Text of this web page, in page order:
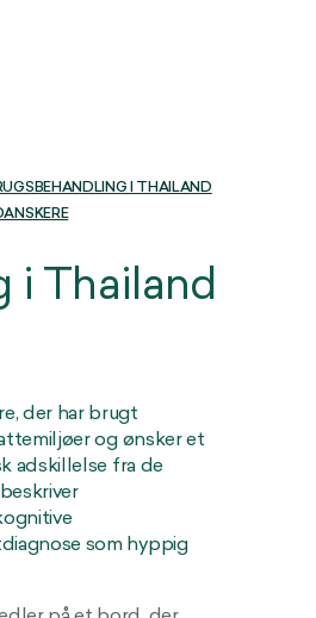
I THAILAND
i Thailand
der har brugt
og ønsker et
adskillelse fra de
som hyppig